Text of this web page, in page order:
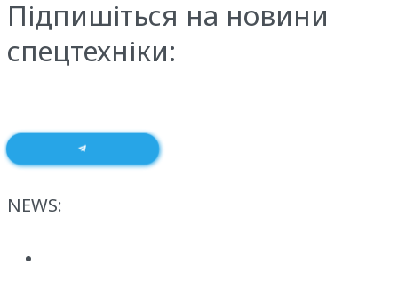
Підпишіться на новини
спецтехніки:
NEWS: